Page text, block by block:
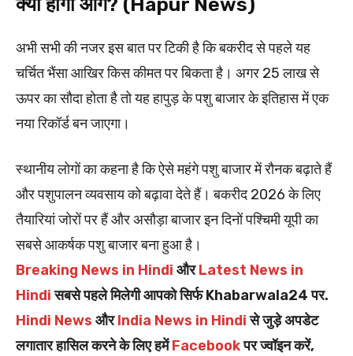
अभी सभी की नजर इस बात पर टिकी है कि बकरीद से पहले यह
चर्चित भैंसा आखिर किस कीमत पर बिकता है। अगर 25 लाख से
ऊपर का सौदा होता है तो यह हापुड़ के पशु बाजार के इतिहास में एक
नया रिकॉर्ड बन जाएगा।
स्थानीय लोगों का कहना है कि ऐसे महंगे पशु बाजार में रौनक बढ़ाते हैं
और पशुपालन व्यवसाय को बढ़ावा देते हैं। बकरीद 2026 के लिए
तैयारियां जोरों पर हैं और असौड़ा बाजार इन दिनों पश्चिमी यूपी का
सबसे आकर्षक पशु बाजार बना हुआ है।
Breaking News in Hindi औरLatest News in
Hindiसबसे पहले मिलेगी आपको सिर्फ Khabarwala24 पर.
Hindi News औरIndia News in Hindiसे जुड़े अपडेट
लगातार हासिल करने के लिए हमेंFacebookपर ज्वॉइन करें,